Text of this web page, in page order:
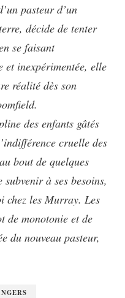
pasteur d’un
décide de tenter
se faisant
et inexpérimentée, elle
réalité dès son
des enfants gâtés
cruelle des
bout de quelques
à ses besoins,
chez les Murray. Les
de monotonie et de
du nouveau pasteur,